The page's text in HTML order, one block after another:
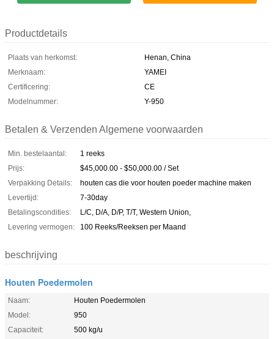
Productdetails
Plaats van herkomst:
Henan, China
Merknaam:
YAMEI
Certificering:
CE
Modelnummer:
Y-950
Betalen & Verzenden Algemene voorwaarden
Min. bestelaantal:
1 reeks
Prijs:
$45,000.00 - $50,000.00 / Set
Verpakking Details:
houten cas die voor houten poeder machine maken
Levertijd:
7-30day
Betalingscondities:
L/C, D/A, D/P, T/T, Western Union,
Levering vermogen:
100 Reeks/Reeksen per Maand
beschrijving
Houten Poedermolen
Naam:
Houten Poedermolen
Model:
950
Capaciteit:
500 kg/u